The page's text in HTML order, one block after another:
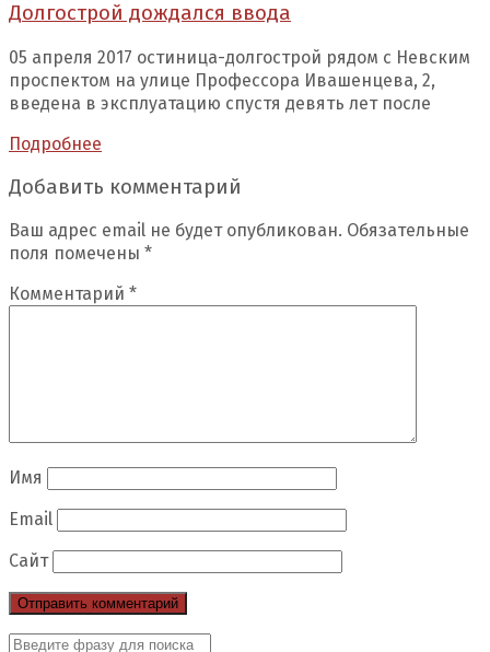
Долгострой дождался ввода
05 апреля 2017 остиница-долгострой рядом с Невским
проспектом на улице Профессора Ивашенцева, 2,
введена в эксплуатацию спустя девять лет после
Подробнее
Добавить комментарий
Ваш адрес email не будет опубликован. Обязательные
поля помечены *
Комментарий *
Имя
Email
Сайт